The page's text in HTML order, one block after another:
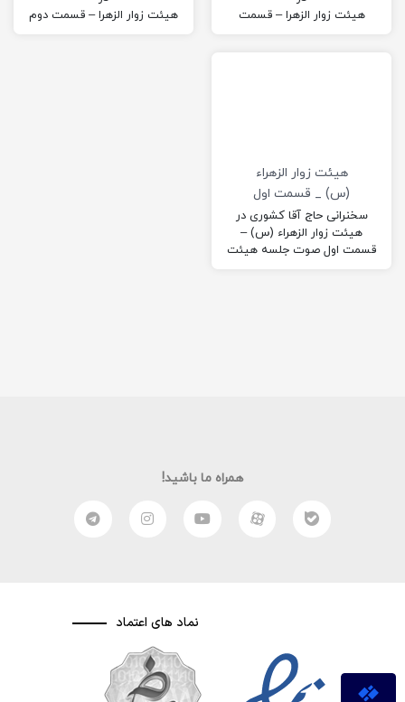
هیئت زوار الزهرا – قسمت
هیئت زوار الزهرا – قسمت دوم
هیئت زوار الزهراء
(س) _ قسمت اول
سخنرانی حاج آقا کشوری در
هیئت زوار الزهراء (س) –
قسمت اول​​ صوت جلسه هیئت
همراه ما باشید!
نماد های اعتماد